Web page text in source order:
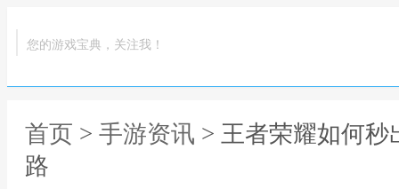
您的游戏宝典，关注我！
首页 > 手游资讯 > 王者荣耀如何
路